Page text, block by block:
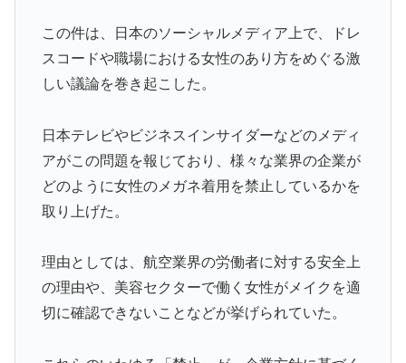
に深刻である理由がこちら…」→「これはダメなやつ…
（ﾌﾞﾙﾌﾞﾙ」＝韓国の反応
韓国人「日本メディアが大型台風13号が急カーブで韓国
ト1入りに現実味!?2030大会で出場枠「64」なら追い風
に！アメリカ人もポット1争いに熱視線！【海外の反
応】
に偉人っている？」
スカトロ野郎「今日仕事が終わったらやっとうんこが食
べられるぞ」←こんなやつが実在する事実
この件は、日本のソーシャルメディア上で、ドレ
スコードや職場における女性のあり方をめぐる激
しい議論を巻き起こした。
日本テレビやビジネスインサイダーなどのメディ
アがこの問題を報じており、様々な業界の企業が
どのように女性のメガネ着用を禁止しているかを
取り上げた。
理由としては、航空業界の労働者に対する安全上
の理由や、美容セクターで働く女性がメイクを適
切に確認できないことなどが挙げられていた。